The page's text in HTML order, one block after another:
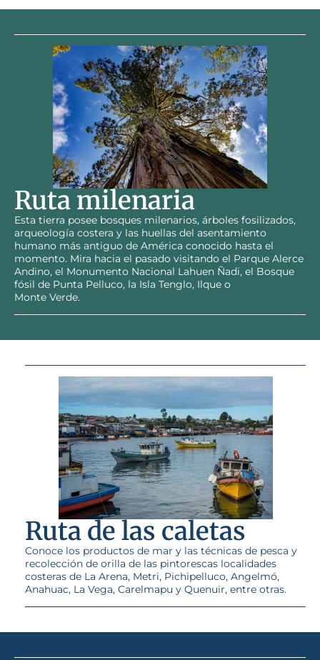
Ruta milenaria
Esta tierra posee bosques milenarios, árboles fosilizados,
arqueología costera y las huellas del asentamiento
humano más antiguo de América conocido hasta el
momento. Mira hacia el pasado visitando el Parque Alerce
Andino, el Monumento Nacional Lahuen Ñadi, el Bosque
fósil de Punta Pelluco, la Isla Tenglo, Ilque o
Monte Verde.
Ruta de las caletas
Conoce los productos de mar y las técnicas de pesca y
recolección de orilla de las pintorescas localidades
costeras de La Arena, Metri, Pichipelluco, Angelmó,
Anahuac, La Vega, Carelmapu y Quenuir, entre otras.